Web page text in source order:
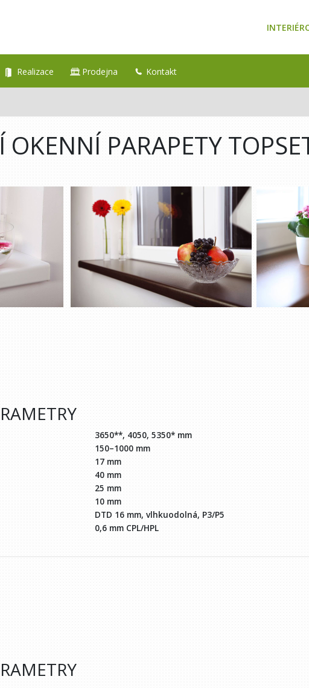
Realizace Prodejna Kontakt
PARAPETY
3650**, 4050, 5350* mm
150–1000 mm
17 mm
40 mm
25 mm
10 mm
DTD 16 mm, vlhkuodolná, P3/P5
0,6 mm CPL/HPL